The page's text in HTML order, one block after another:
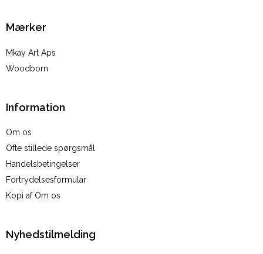
Mærker
Mkay Art Aps
Woodborn
Information
Om os
Ofte stillede spørgsmål
Handelsbetingelser
Fortrydelsesformular
Kopi af Om os
Nyhedstilmelding